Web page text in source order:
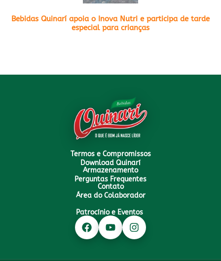
Bebidas Quinarí apoia o Inova Nutri e participa de tarde
especial para crianças
Termos e Compromissos
Download Quinarí
Armazenamento
Perguntas Frequentes
Contato
Área do Colaborador
Patrocínio e Eventos